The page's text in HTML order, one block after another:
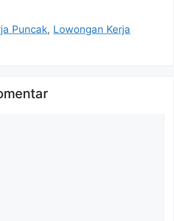
Puncak, Lowongan Kerja